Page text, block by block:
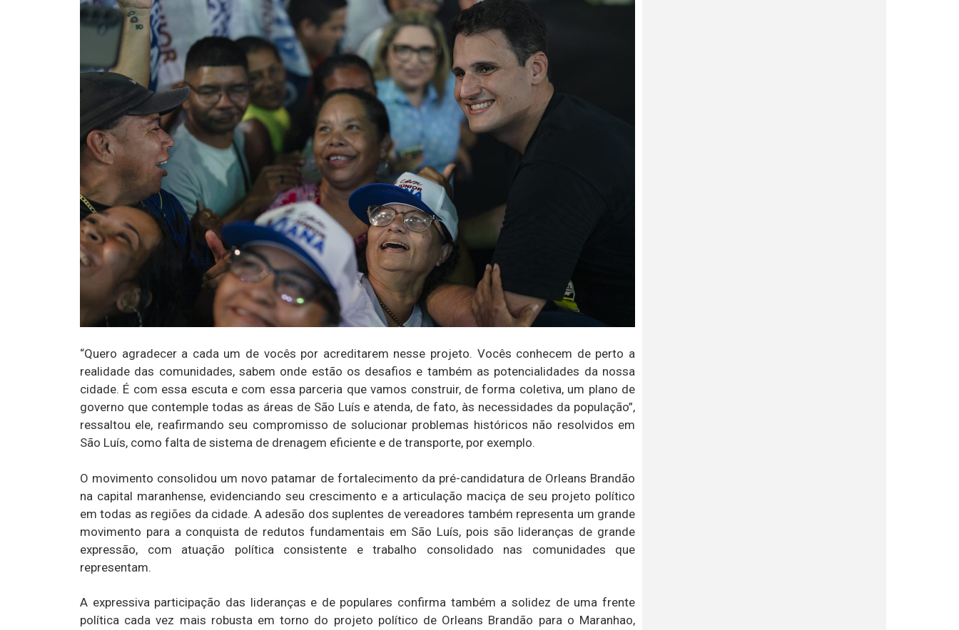
“Quero agradecer a cada um de vocês por acreditarem nesse projeto. Vocês conhecem de perto a
realidade das comunidades, sabem onde estão os desafios e também as potencialidades da nossa
cidade. É com essa escuta e com essa parceria que vamos construir, de forma coletiva, um plano de
governo que contemple todas as áreas de São Luís e atenda, de fato, às necessidades da população”,
ressaltou ele, reafirmando seu compromisso de solucionar problemas históricos não resolvidos em
São Luís, como falta de sistema de drenagem eficiente e de transporte, por exemplo.
O movimento consolidou um novo patamar de fortalecimento da pré-candidatura de Orleans Brandão
na capital maranhense, evidenciando seu crescimento e a articulação maciça de seu projeto político
em todas as regiões da cidade. A adesão dos suplentes de vereadores também representa um grande
movimento para a conquista de redutos fundamentais em São Luís, pois são lideranças de grande
expressão, com atuação política consistente e trabalho consolidado nas comunidades que
representam.
A expressiva participação das lideranças e de populares confirma também a solidez de uma frente
política cada vez mais robusta em torno do projeto político de Orleans Brandão para o Maranhao,